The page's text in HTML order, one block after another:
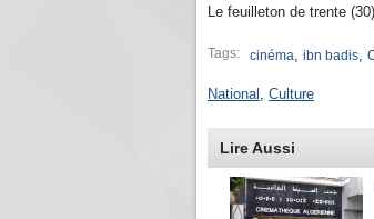
Le feuilleton de trente
Tags: cinéma, ibn badis,
National , Culture
Lire Aussi